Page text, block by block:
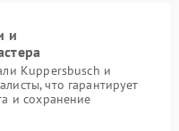
и
Kuppersbusch и
что гарантирует
и сохранение